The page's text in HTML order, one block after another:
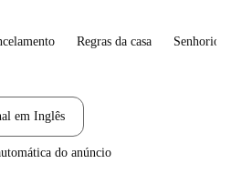
Regras da casa Senhorio
em Inglês
do anúncio